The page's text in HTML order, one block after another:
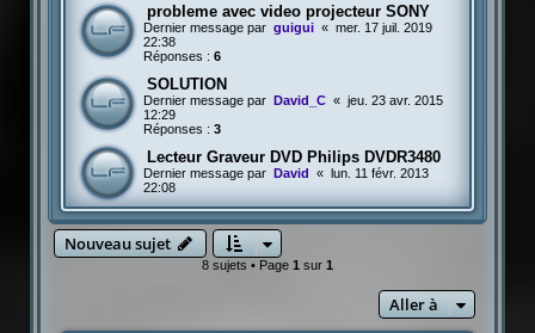
probleme avec video projecteur SONY
Dernier message par guigui « mer. 17 juil. 2019
22:38
Réponses : 6
SOLUTION
Dernier message par David_C « jeu. 23 avr. 2015
12:29
Réponses : 3
Lecteur Graveur DVD Philips DVDR3480
Dernier message par David « lun. 11 févr. 2013
22:08
Nouveau sujet
8 sujets • Page 1 sur 1
Aller à